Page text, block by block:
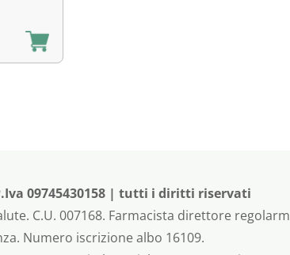
09745430158 | tutti i diritti riservati
C.U. 007168. Farmacista direttore
Numero iscrizione albo 16109.